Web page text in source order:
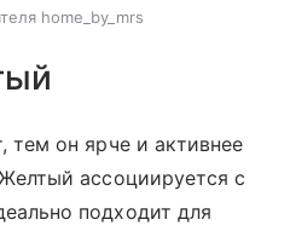
home_by_mrs
тем он ярче и активнее
ассоциируется с
подходит для